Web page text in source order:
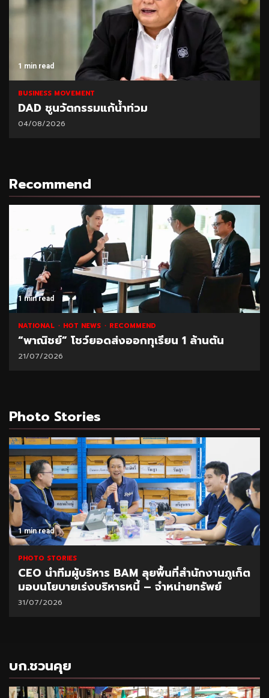
1 min read
BUSINESS MOVEMENT
DAD ชูนวัตกรรมแก้น้ำท่วม
04/08/2026
Recommend
1 min read
NATIONAL HOT NEWS RECOMMEND
“พาณิชย์” โชว์ยอดส่งออกทุเรียน 1 ล้านตัน
21/07/2026
Photo Stories
1 min read
PHOTO STORIES
CEO นำทีมผู้บริหาร BAM ลุยพื้นที่สำนักงานภูเก็ต
มอบนโยบายเร่งบริหารหนี้ – จำหน่ายทรัพย์
31/07/2026
บก.ชวนคุย